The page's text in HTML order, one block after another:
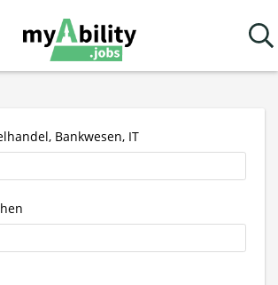
Bankwesen, IT